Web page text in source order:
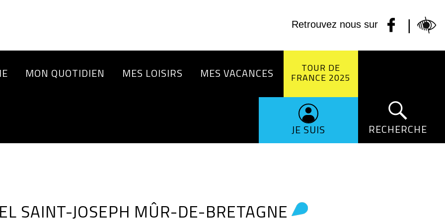
Retrouvez nous sur |
MON QUOTIDIEN MES LOISIRS MES VACANCES TOUR DE
FRANCE 2025
JE SUIS RECHERCHE
SAINT-JOSEPH MÛR-DE-BRETAGNE